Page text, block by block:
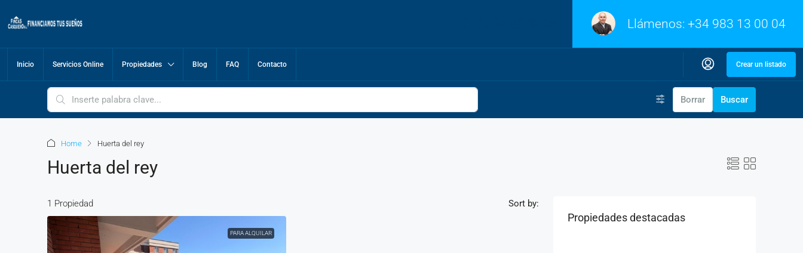
Llámenos: +34 983 13 00 04
Inicio Servicios Online Propiedades Blog FAQ Contacto Crear un listado
Borrar Buscar
Home Huerta del rey
Huerta del rey
1 Propiedad Sort by:
PARA ALQUILAR
Propiedades destacadas